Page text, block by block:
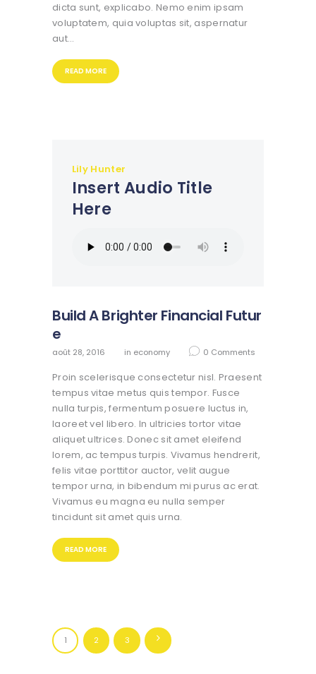
dicta sunt, explicabo. Nemo enim ipsam
voluptatem, quia voluptas sit, aspernatur
aut…
READ MORE
Lily Hunter
Insert Audio Title
Here
Build A Brighter Financial Futur
e
août 28, 2016 in economy 0 Comments
Proin scelerisque consectetur nisl. Praesent
tempus vitae metus quis tempor. Fusce
nulla turpis, fermentum posuere luctus in,
laoreet vel libero. In ultricies tortor vitae
aliquet ultrices. Donec sit amet eleifend
lorem, ac tempus turpis. Vivamus hendrerit,
felis vitae porttitor auctor, velit augue
tempor urna, in bibendum mi purus ac erat.
Vivamus eu magna eu nulla semper
tincidunt sit amet quis urna.
READ MORE
Pagination
des
PAGE
1 PAGE
2 PAGE
3
>